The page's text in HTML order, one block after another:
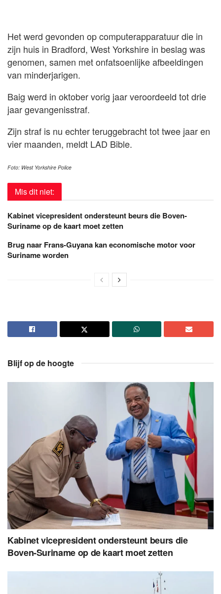
Het werd gevonden op computerapparatuur die in
zijn huis in Bradford, West Yorkshire in beslag was
genomen, samen met onfatsoenlijke afbeeldingen
van minderjarigen.
Baig werd in oktober vorig jaar veroordeeld tot drie
jaar gevangenisstraf.
Zijn straf is nu echter teruggebracht tot twee jaar en
vier maanden, meldt LAD Bible.
Foto: West Yorkshire Police
Mis dit niet:
Kabinet vicepresident ondersteunt beurs die Boven-
Suriname op de kaart moet zetten
Brug naar Frans-Guyana kan economische motor voor
Suriname worden
Blijf op de hoogte
Kabinet vicepresident ondersteunt beurs die
Boven-Suriname op de kaart moet zetten